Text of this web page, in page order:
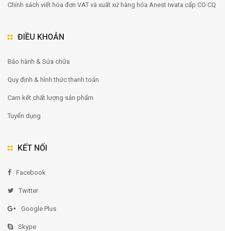
Chính sách viết hóa đơn VAT và xuất xứ hàng hóa Anest Iwata cấp CO CQ
ĐIỀU KHOẢN
Bảo hành & Sửa chữa
Quy định & hình thức thanh toán
Cam kết chất lượng sản phẩm
Tuyển dụng
KẾT NỐI
Facebook
Twitter
Google Plus
Skype